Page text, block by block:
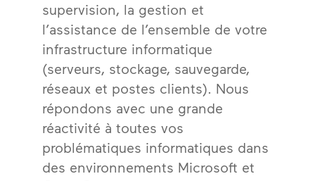
supervision, la gestion et
l’assistance de l’ensemble de votre
infrastructure informatique
(serveurs, stockage, sauvegarde,
réseaux et postes clients). Nous
répondons avec une grande
réactivité à toutes vos
problématiques informatiques dans
des environnements Microsoft et